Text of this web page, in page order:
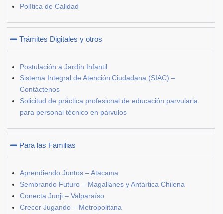
Política de Calidad
Trámites Digitales y otros
Postulación a Jardín Infantil
Sistema Integral de Atención Ciudadana (SIAC) –
Contáctenos
Solicitud de práctica profesional de educación parvularia
para personal técnico en párvulos
Para las Familias
Aprendiendo Juntos – Atacama
Sembrando Futuro – Magallanes y Antártica Chilena
Conecta Junji – Valparaíso
Crecer Jugando – Metropolitana